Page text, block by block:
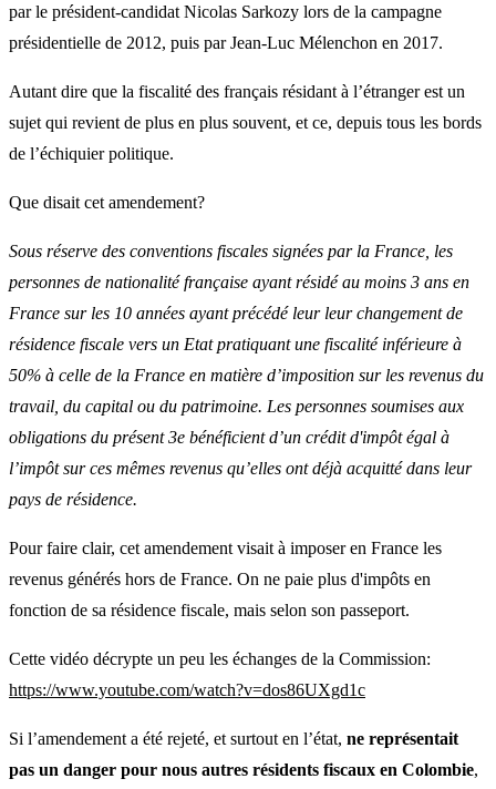
par le président-candidat Nicolas Sarkozy lors de la campagne
présidentielle de 2012, puis par Jean-Luc Mélenchon en 2017.
Autant dire que la fiscalité des français résidant à l’étranger est un
sujet qui revient de plus en plus souvent, et ce, depuis tous les bords
de l’échiquier politique.
Que disait cet amendement?
Sous réserve des conventions fiscales signées par la France, les
personnes de nationalité française ayant résidé au moins 3 ans en
France sur les 10 années ayant précédé leur leur changement de
résidence fiscale vers un Etat pratiquant une fiscalité inférieure à
50% à celle de la France en matière d’imposition sur les revenus du
travail, du capital ou du patrimoine. Les personnes soumises aux
obligations du présent 3e bénéficient d’un crédit d'impôt égal à
l’impôt sur ces mêmes revenus qu’elles ont déjà acquitté dans leur
pays de résidence.
Pour faire clair, cet amendement visait à imposer en France les
revenus générés hors de France. On ne paie plus d'impôts en
fonction de sa résidence fiscale, mais selon son passeport.
Cette vidéo décrypte un peu les échanges de la Commission:
https://www.youtube.com/watch?v=dos86UXgd1c
Si l’amendement a été rejeté, et surtout en l’état, ne représentait
pas un danger pour nous autres résidents fiscaux en Colombie,